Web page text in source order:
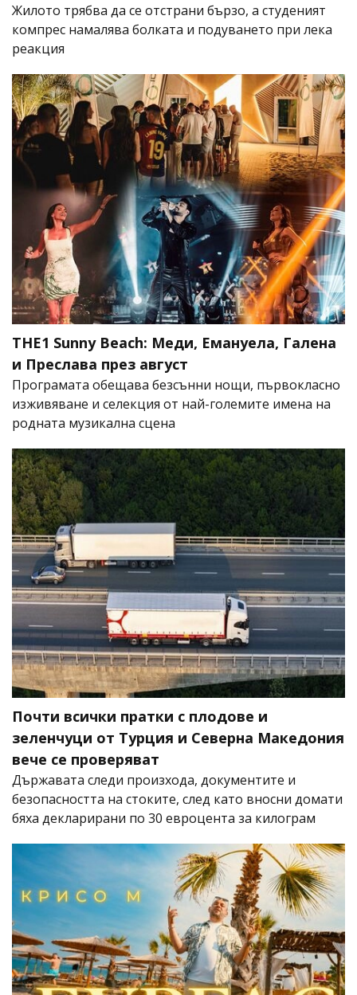
Жилото трябва да се отстрани бързо, а студеният
компрес намалява болката и подуването при лека
реакция
THE1 Sunny Beach: Меди, Емануела, Галена
и Преслава през август
Програмата обещава безсънни нощи, първокласно
изживяване и селекция от най-големите имена на
родната музикална сцена
Почти всички пратки с плодове и
зеленчуци от Турция и Северна Македония
вече се проверяват
Държавата следи произхода, документите и
безопасността на стоките, след като вносни домати
бяха декларирани по 30 евроцента за килограм